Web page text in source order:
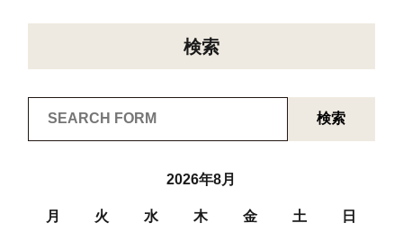
検索
検索
2026年8月
月 火 水 木 金 土 日